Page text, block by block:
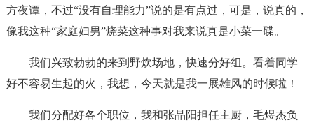
方夜谭，不过“没有自理能力”说的是有点过，可是，说真的，
像我这种“家庭妇男”烧菜这种事对我来说真是小菜一碟。
我们兴致勃勃的来到野炊场地，快速分好组。看着同学
好不容易生起的火，我想，今天就是我一展雄风的时候啦！
我们分配好各个职位，我和张晶阳担任主厨，毛煜杰负